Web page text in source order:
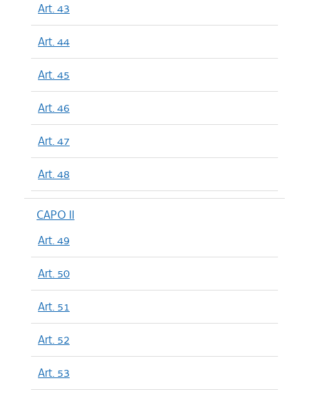
Art. 43
Art. 44
Art. 45
Art. 46
Art. 47
Art. 48
CAPO II
Art. 49
Art. 50
Art. 51
Art. 52
Art. 53